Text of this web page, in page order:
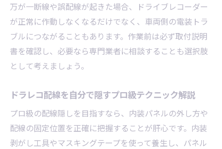
100均活用で手軽に配線隠すコツを公開
ドライブレコーダー取付に便利な100均アイ
テム活用法
ドラレコ配線隠しにおすすめの100均グッズ
100均商品で配線むき出しを防ぐ取付テクニ
ック
配線隠しに100均を上手く使うドライブレコ
ーダー取付
万が一断線や誤配線が起きた場合、ドライブレコーダー
が正常に作動しなくなるだけでなく、車両側の電装トラ
ブルにつながることもあります。作業前は必ず取付説明
書を確認し、必要なら専門業者に相談することも選択肢
として考えましょう。
ドラレコ配線を自分で隠すプロ級テクニック解説
プロ級の配線隠しを目指すなら、内装パネルの外し方や
配線の固定位置を正確に把握することが肝心です。内装
剥がし工具やマスキングテープを使って養生し、パネル